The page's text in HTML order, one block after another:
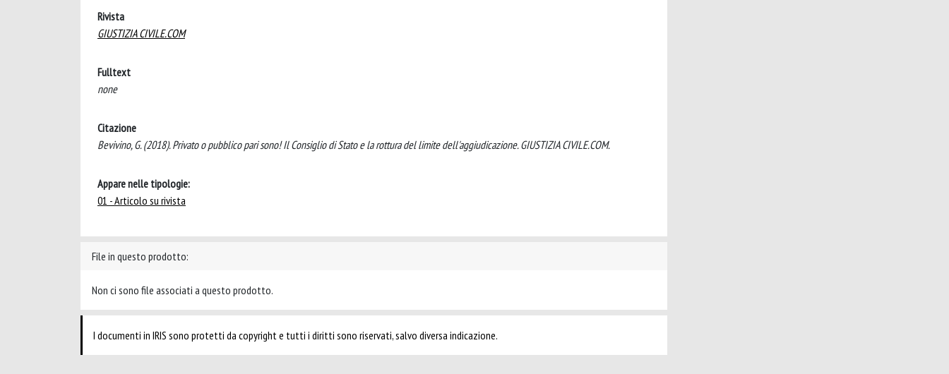
Rivista
GIUSTIZIA CIVILE.COM
Fulltext
none
Citazione
Bevivino, G. (2018). Privato o pubblico pari sono! Il Consiglio di Stato e la rottura del limite dell'aggiudicazione. GIUSTIZIA CIVILE.COM.
Appare nelle tipologie:
01 - Articolo su rivista
File in questo prodotto:
Non ci sono file associati a questo prodotto.
I documenti in IRIS sono protetti da copyright e tutti i diritti sono riservati, salvo diversa indicazione.